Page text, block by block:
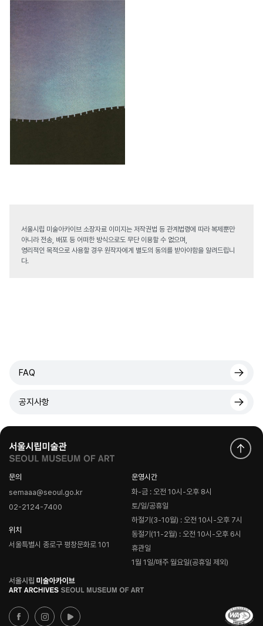
서울시립 미술아카이브 소장자료 이미지는 저작권법 등 관계법령에 따라 복제뿐만
아니라 전송, 배포 등 어떠한 방식으로도 무단 이용할 수 없으며,
영리적인 목적으로 사용할 경우 원작자에게 별도의 동의를 받아야함을 알려드립니
다.
FAQ
공지사항
문의
semaaa@seoul.go.kr
02-2124-7400
위치
서울특별시 종로구 평창문화로 101
운영시간
화-금 : 오전 10시-오후 8시
토/일/공휴일
하절기(3-10월) : 오전 10시-오후 7시
동절기(11-2월) : 오전 10시-오후 6시
휴관일
1월 1일/매주 월요일(공휴일 제외)
로
고